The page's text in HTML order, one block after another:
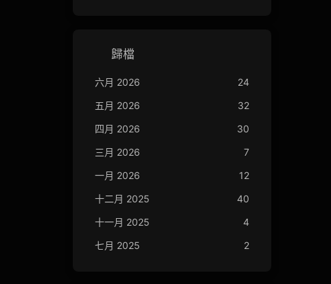
歸檔
六月 2026
24
五月 2026
32
四月 2026
30
三月 2026
7
一月 2026
12
十二月 2025
40
十一月 2025
4
七月 2025
2